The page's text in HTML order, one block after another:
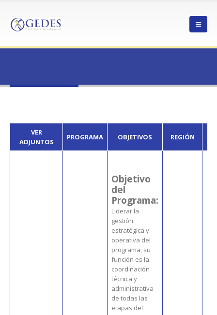
VER
ADJUNTOS
PROGRAMA OBJETIVOS REGIÓN
Objetivo
del
Programa:
Liderar la
gestión
estratégica y
operativa del
programa, su
función es la
coordinación
técnica y
administrativa
de todas las
etapas del